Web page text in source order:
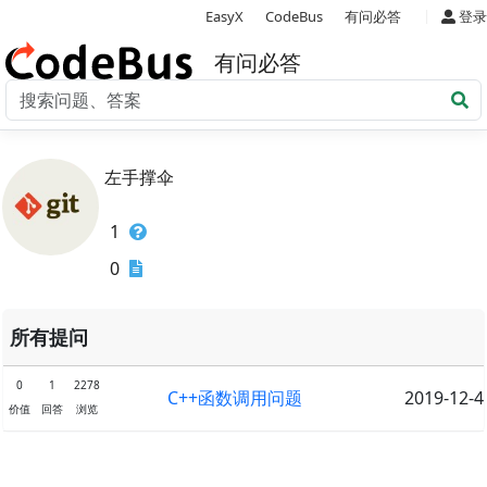
EasyX CodeBus 有问必答 登录
有问必答
左手撑伞
1
0
所有提问
0
价值
1
回答
2278
浏览
C++函数调用问题 2019-12-4